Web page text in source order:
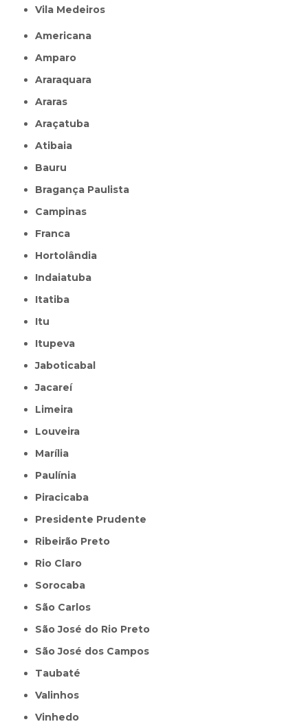
Vila Medeiros
Americana
Amparo
Araraquara
Araras
Araçatuba
Atibaia
Bauru
Bragança Paulista
Campinas
Franca
Hortolândia
Indaiatuba
Itatiba
Itu
Itupeva
Jaboticabal
Jacareí
Limeira
Louveira
Marília
Paulínia
Piracicaba
Presidente Prudente
Ribeirão Preto
Rio Claro
Sorocaba
São Carlos
São José do Rio Preto
São José dos Campos
Taubaté
Valinhos
Vinhedo